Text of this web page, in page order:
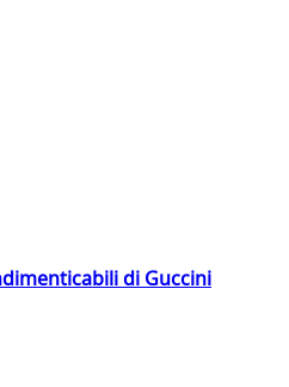
di Guccini